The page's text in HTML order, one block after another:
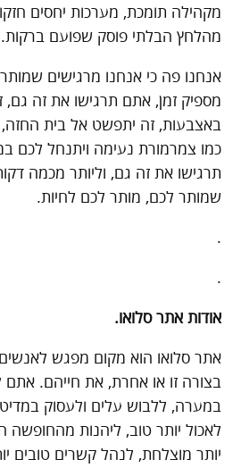
מקהילה תומכת, מערכות יחסים
מהלחץ הבלתי פוסק שפועם ברקות.
אנחנו פה כי אנחנו מרגישים
מספיק זמן, אתם תרגישו את זה גם,
באצבעות, זה יתפשט אל בית
כמו צמרמורת נעימה ויתנחל לכם
תרגישו את זה גם, וליותר מכמה
שמותר לכם, מותר לכם לחיות.
.
.
אודות אתר סלואו.
אתר סלואו הוא מקום מפגש
בצורה זו או אחרת, את חייהם. אתם
במערה, ללבוש עלים ולעסוק
לאכול יותר טוב, ליהנות
יותר מוצלחת, לנהל קשרים טובים